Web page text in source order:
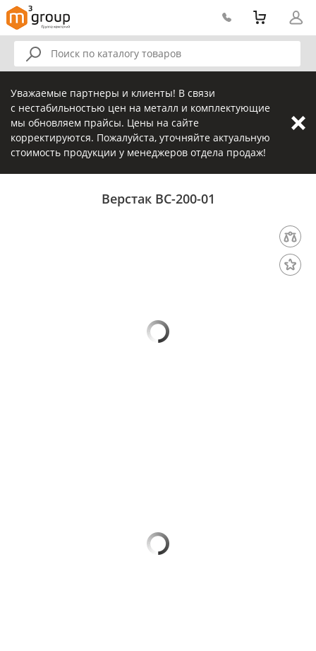
Уважаемые партнеры и клиенты! В связи
с нестабильностью цен на металл и комплектующие
мы обновляем прайсы. Цены на сайте
корректируются. Пожалуйста, уточняйте актуальную
стоимость продукции у менеджеров отдела продаж!
Верстак ВС-200-01